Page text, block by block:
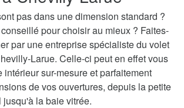
pas dans une dimension standard ?
pour choisir au mieux ? Faites-
par une entreprise spécialiste du volet
Larue. Celle-ci peut en effet vous
intérieur sur-mesure et parfaitement
de vos ouvertures, depuis la petite
la baie vitrée.